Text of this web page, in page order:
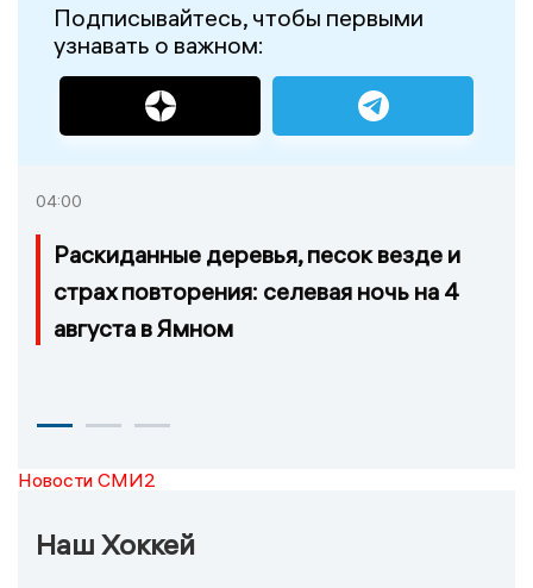
Подписывайтесь, чтобы первыми
узнавать о важном:
04:00
Раскиданные деревья, песок везде и
страх повторения: селевая ночь на 4
августа в Ямном
Новости СМИ2
Наш Хоккей